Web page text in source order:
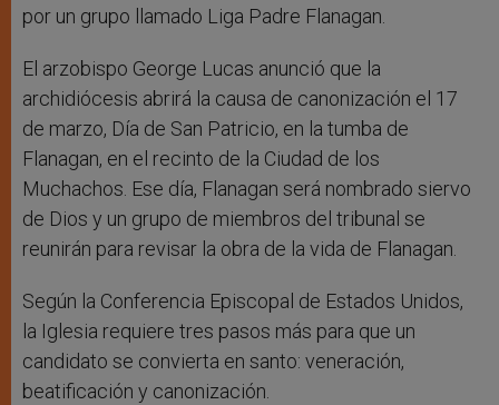
por un grupo llamado Liga Padre Flanagan.
El arzobispo George Lucas anunció que la
archidiócesis abrirá la causa de canonización el 17
de marzo, Día de San Patricio, en la tumba de
Flanagan, en el recinto de la Ciudad de los
Muchachos. Ese día, Flanagan será nombrado siervo
de Dios y un grupo de miembros del tribunal se
reunirán para revisar la obra de la vida de Flanagan.
Según la Conferencia Episcopal de Estados Unidos,
la Iglesia requiere tres pasos más para que un
candidato se convierta en santo: veneración,
beatificación y canonización.